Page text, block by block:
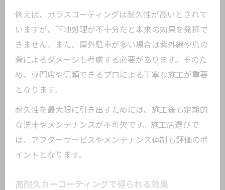
例えば、ガラスコーティングは耐久性が高いとされて
いますが、下地処理が不十分だと本来の効果を発揮で
きません。また、屋外駐車が多い場合は紫外線や鳥の
糞によるダメージも考慮する必要があります。そのた
め、専門店や信頼できるプロによる丁寧な施工が重要
となります。
耐久性を最大限に引き出すためには、施工後も定期的
な洗車やメンテナンスが不可欠です。施工店選びで
は、アフターサービスやメンテナンス体制も評価のポ
イントとなります。
高耐久カーコーティングで得られる効果